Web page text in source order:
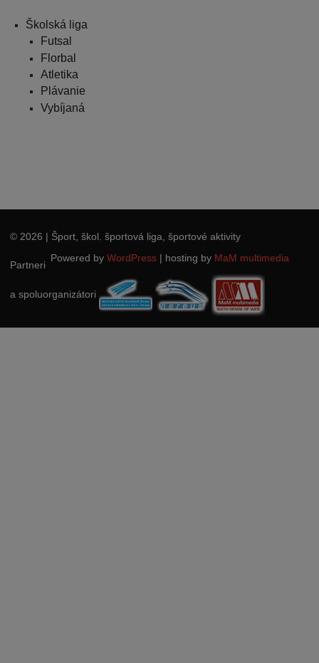
Školská liga
Futsal
Florbal
Atletika
Plávanie
Vybíjaná
© 2026 | Šport, škol. športová liga, športové aktivity
Powered by WordPress | hosting by MaM multimedia
Partneri
a spoluorganizátori